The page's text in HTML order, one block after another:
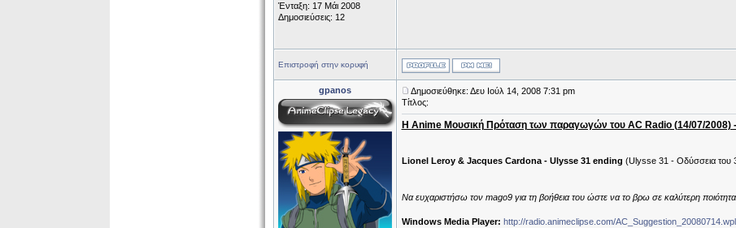
Ένταξη: 17 Μάι 2008
Δημοσιεύσεις: 12
Επιστροφή στην κορυφή
gpanos
Δημοσιεύθηκε: Δευ Ιούλ 14, 2008 7:31 pm
Τίτλος:
Η Anime Μουσική Πρόταση των παραγωγών του AC Radio (14/07/2008)
Lionel Leroy & Jacques Cardona - Ulysse 31 ending (Ulysse 31 - Οδύσσεια του
Να ευχαριστήσω τον mago9 για τη βοήθεια του ώστε να το βρω σε καλύτερη
Windows Media Player: http://radio.animeclipse.com/AC_Suggestion_20080714.wpl